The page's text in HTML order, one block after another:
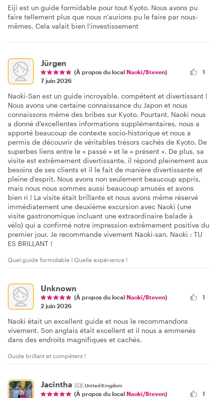
Eiji est un guide formidable pour tout Kyoto. Nous avons pu
faire tellement plus que nous n'aurions pu le faire par nous-
mêmes. Cela valait bien l'investissement
Jürgen
(À propos du local Naoki/Steven)
7 juin 2026
1
Naoki-San est un guide incroyable, compétent et divertissant !
Nous avons une certaine connaissance du Japon et nous
connaissons même des bribes sur Kyoto. Pourtant, Naoki nous
a donné d'excellentes informations supplémentaires, nous a
apporté beaucoup de contexte socio-historique et nous a
permis de découvrir de véritables trésors cachés de Kyoto. De
superbes liens entre le « passé » et le « présent ». De plus, sa
visite est extrêmement divertissante, il répond pleinement aux
besoins de ses clients et il le fait de manière divertissante et
pleine d'esprit. Nous avons non seulement beaucoup appris,
mais nous nous sommes aussi beaucoup amusés et avons
bien ri ! La visite était brillante et nous avons même réservé
immédiatement une deuxième excursion avec Naoki (une
visite gastronomique incluant une extraordinaire balade à
vélo) qui a confirmé notre impression extrêmement positive du
premier jour. Je recommande vivement Naoki-san. Naoki : TU
ES BRILLANT !
Quel guide formidable ! Quelle expérience !
Unknown
(À propos du local Naoki/Steven)
2 juin 2026
1
Naoki était un excellent guide et nous le recommandons
vivement. Son anglais était excellent et il nous a emmenés
dans des endroits magnifiques et cachés.
Guide brillant et compétent !
Jacintha 🇬🇧United Kingdom
(À propos du local Naoki/Steven)
1